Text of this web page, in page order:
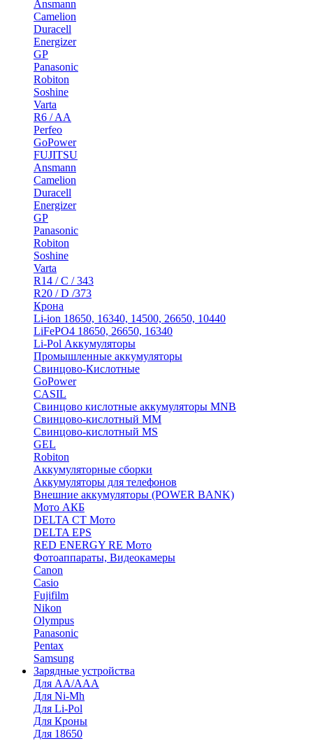
Ansmann
Camelion
Duracell
Energizer
GP
Panasonic
Robiton
Soshine
Varta
R6 / AA
Perfeo
GoPower
FUJITSU
Ansmann
Camelion
Duracell
Energizer
GP
Panasonic
Robiton
Soshine
Varta
R14 / C / 343
R20 / D /373
Крона
Li-ion 18650, 16340, 14500, 26650, 10440
LiFePO4 18650, 26650, 16340
Li-Pol Аккумуляторы
Промышленные аккумуляторы
Свинцово-Кислотные
GoPower
CASIL
Свинцово кислотные аккумуляторы MNB
Cвинцово-кислотный MM
Cвинцово-кислотный MS
GEL
Robiton
Аккумуляторные сборки
Аккумуляторы для телефонов
Внешние аккумуляторы (POWER BANK)
Мото АКБ
DELTA CT Мото
DELTA EPS
RED ENERGY RE Мото
Фотоаппараты, Видеокамеры
Canon
Casio
Fujifilm
Nikon
Olympus
Panasonic
Pentax
Samsung
Зарядные устройства
Для AA/AAA
Для Ni-Mh
Для Li-Pol
Для Кроны
Для 18650